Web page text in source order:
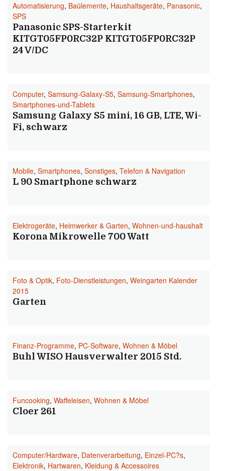
Automatisierung, Baülemente, Haushaltsgeräte, Panasonic,
SPS
Panasonic SPS-Starterkit
KITGT05FP0RC32P KITGT05FP0RC32P
24 V/DC
Computer, Samsung-Galaxy-S5, Samsung-Smartphones,
Smartphones-und-Tablets
Samsung Galaxy S5 mini, 16 GB, LTE, Wi-
Fi, schwarz
Mobile, Smartphones, Sonstiges, Telefon & Navigation
L 90 Smartphone schwarz
Elektrogeräte, Heimwerker & Garten, Wohnen-und-haushalt
Korona Mikrowelle 700 Watt
Foto & Optik, Foto-Dienstleistungen, Weingarten Kalender
2015
Garten
Finanz-Programme, PC-Software, Wohnen & Möbel
Buhl WISO Hausverwalter 2015 Std.
Funcooking, Waffeleisen, Wohnen & Möbel
Cloer 261
Computer/Hardware, Datenverarbeitung, Einzel-PC?s,
Elektronik, Hartwaren, Kleidung & Accessoires